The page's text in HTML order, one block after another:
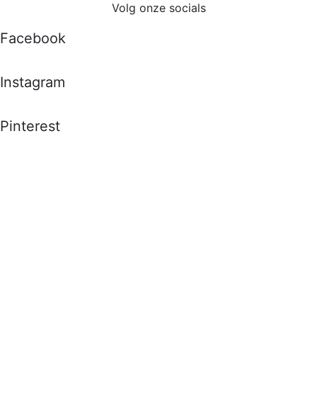
Volg onze socials
Facebook
Instagram
Pinterest